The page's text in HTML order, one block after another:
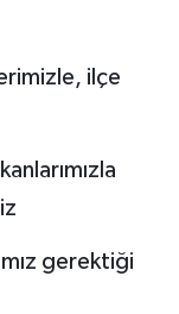
ilçe
gerektiği